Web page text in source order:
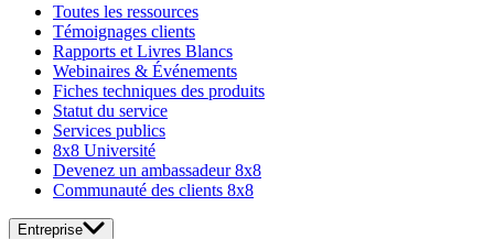
Toutes les ressources
Témoignages clients
Rapports et Livres Blancs
Webinaires & Événements
Fiches techniques des produits
Statut du service
Services publics
8x8 Université
Devenez un ambassadeur 8x8
Communauté des clients 8x8
Entreprise